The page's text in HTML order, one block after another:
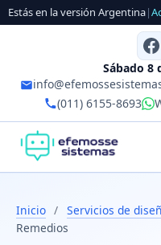
Estás en la versión Argentina|
Sábado 8
(011) 6155-8693
Inicio / Servicios de
Remedios